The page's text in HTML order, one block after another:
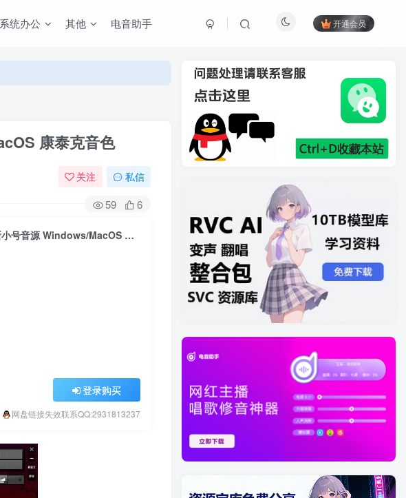
系统办公 其他 电音助手 开通会员
康泰克音色
关注 私信
59 6
Best Service Chris Hein Horns铜管四件套萨克斯小号音源 Windows/MacOS 康泰克音色
登录购买
网盘链接失效联系QQ:2931813237